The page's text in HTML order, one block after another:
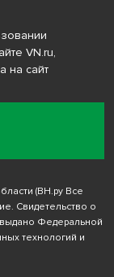
VN.ru,
на сайт
(ВН.ру Все
Свидетельство о
Федеральной
технологий и